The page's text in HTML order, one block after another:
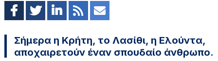
Σήμερα η Κρήτη, το Λασίθι, η Ελούντα,
αποχαιρετούν έναν σπουδαίο άνθρωπο.